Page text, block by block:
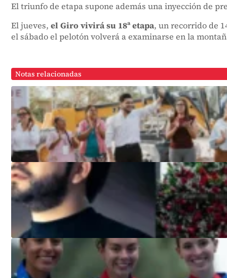
El triunfo de etapa supone además una inyección de
El jueves, el Giro vivirá su 18ª etapa, un recorrido de
el sábado el pelotón volverá a examinarse en la
Notas relacionadas